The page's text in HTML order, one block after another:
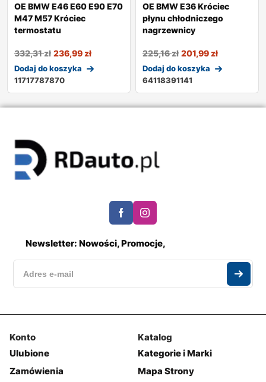
OE BMW E46 E60 E90 E70
M47 M57 Króciec
termostatu
332,31zł 236,99zł
Dodaj do koszyka
11717787870
OE BMW E36 Króciec
płynu chłodniczego
nagrzewnicy
225,16zł 201,99zł
Dodaj do koszyka
64118391141
Newsletter: Nowości, Promocje,
Konto
Ulubione
Zamówienia
Katalog
Kategorie i Marki
Mapa Strony